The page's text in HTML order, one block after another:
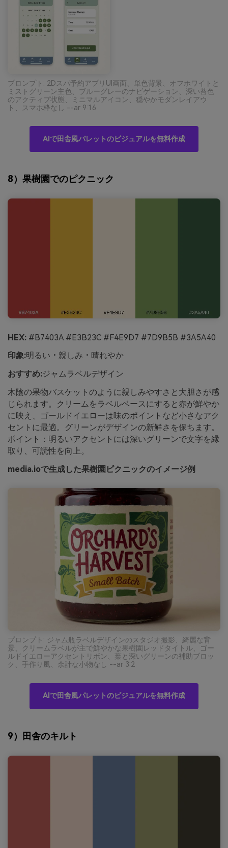
プロンプト: 2Dスパ予約アプリUI画面、単色背景、オフホワイトと
ミストグリーン主色、ブルーグレーのナビゲーション、深い苔色
のアクティブ状態、ミニマルアイコン、穏やかモダンレイアウ
ト、スマホ枠なし --ar 9:16
AIで田舎風パレットのビジュアルを無料作成
8）果樹園でのピクニック
HEX: #B7403A #E3B23C #F4E9D7 #7D9B5B #3A5A40
印象:明るい・親しみ・晴れやか
おすすめ:ジャムラベルデザイン
木陰の果物バスケットのように親しみやすさと大胆さが感
じられます。クリームをラベルベースにすると赤が鮮やか
に映え、ゴールドイエローは味のポイントなど小さなアク
セントに最適。グリーンがデザインの新鮮さを保ちます。
ポイント：明るいアクセントには深いグリーンで文字を縁
取り、可読性を向上。
media.ioで生成した果樹園ピクニックのイメージ例
プロンプト: ジャム瓶ラベルデザインのスタジオ撮影、綺麗な背
景、クリームラベルが主で鮮やかな果樹園レッドタイトル、ゴー
ルドイエローアクセントリボン、葉と深いグリーンの補助ブロッ
ク、手作り風、余計な小物なし --ar 3:2
AIで田舎風パレットのビジュアルを無料作成
9）田舎のキルト